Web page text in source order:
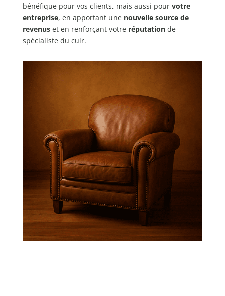
bénéfique pour vos clients, mais aussi pour votre
entreprise, en apportant une nouvelle source de
revenuset en renforçant votre réputationde
spécialiste du cuir.